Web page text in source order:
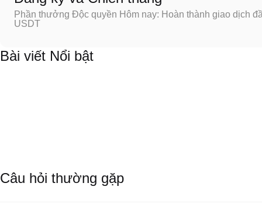
Phần thưởng Độc quyền Hôm nay: Hoàn thành giao dịch
USDT
Bài viết Nổi bật
Câu hỏi thường gặp